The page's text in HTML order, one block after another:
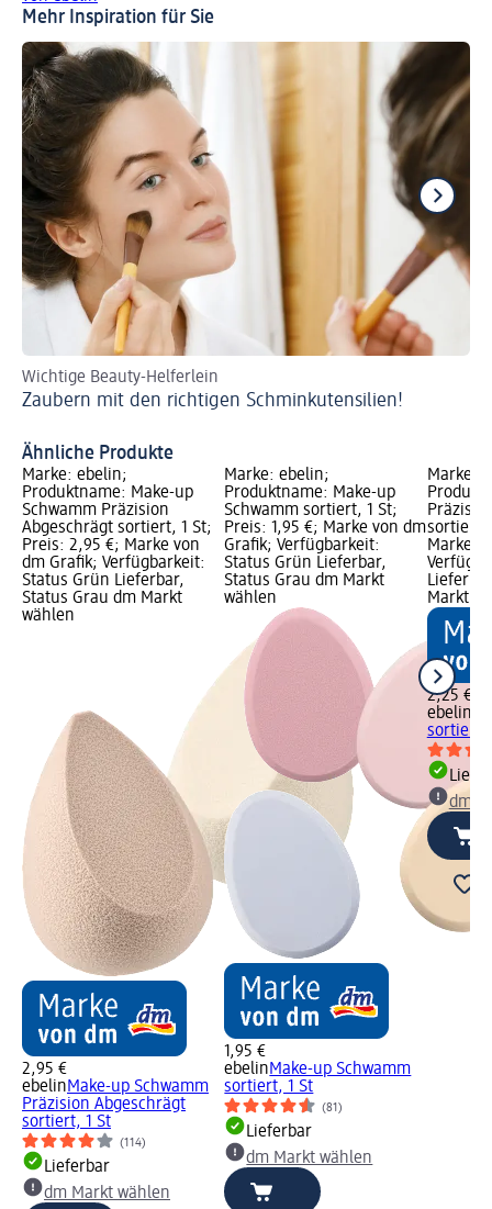
Mehr Inspiration für Sie
Wichtige Beauty-Helferlein
Zaubern mit den richtigen Schminkutensilien!
Ähnliche Produkte
Marke: ebelin;
Produktname: Make-up
Schwamm Präzision
Abgeschrägt sortiert, 1 St;
Preis: 2,95 €; Marke von
dm Grafik; Verfügbarkeit:
Status Grün Lieferbar,
Status Grau dm Markt
wählen
2,95 €
ebelinMake-up Schwamm
Präzision Abgeschrägt
sortiert, 1 St
(114)
Lieferbar
dm Markt wählen
Marke: ebelin;
Produktname: Make-up
Schwamm sortiert, 1 St;
Preis: 1,95 €; Marke von dm
Grafik; Verfügbarkeit:
Status Grün Lieferbar,
Status Grau dm Markt
wählen
1,95 €
ebelinMake-up Schwamm
sortiert, 1 St
(81)
Lieferbar
dm Markt wählen
Marke:
sortiert,
Marke
Markt
2,25 €
ebelin
sortiert,
dm